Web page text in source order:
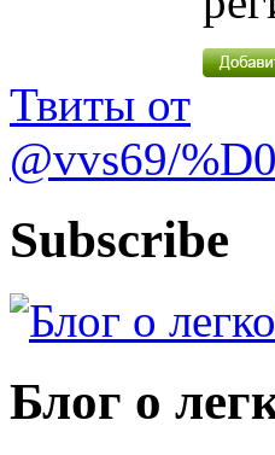
Твиты от
@vvs69/
Subscribe
Блог о